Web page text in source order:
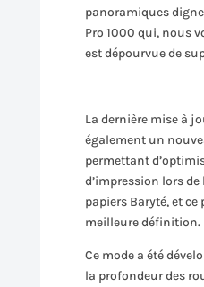
panoramiques
Pro 1000 qui, nous
est dépourvue de
La dernière mise à
également un
permettant
d’impression lors
papiers Baryté, et
meilleure définition.
Ce mode a été
la profondeur des